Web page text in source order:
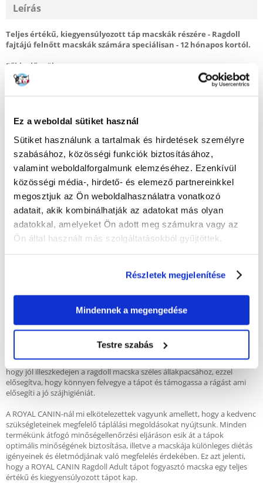
Ez a weboldal sütiket használ
Sütiket használunk a tartalmak és hirdetések személyre
szabásához, közösségi funkciók biztosításához,
valamint weboldalforgalmunk elemzéséhez. Ezenkívül
közösségi média-, hirdető- és elemező partnereinkkel
megosztjuk az Ön weboldalhasználatra vonatkozó
adatait, akik kombinálhatják az adatokat más olyan
adatokkal, amelyeket Ön adott meg számukra vagy az
Ön által használt más szolgáltatásokból gyűjtöttek.
Részletek megjelenítése
Mindennek a megengedése
Testre szabás
Leírás
Teljes értékű, kiegyensúlyozott táp macskák részére - Ragdoll
fajtájú felnőtt macskák számára speciálisan - 12 hónapos kortól.
Főbb előnyök:
Egészséges bőr és szőrzet
Egészséges szív
Amerikai tenyésztők által 1960-as években kitenyésztett fajta, ami a
A ragdoll egy feltűnően lenyűgöző macska igéző szemekkel és puha
selymes bundával.A ragdoll fajta hatalmas szeretetteljes és
társaságkedvelő természetű macska, abszolút öröm körülötte lenni.
A ragdoll macska extra puha szőrét a legjobb állapotban kell tartani,
különösen a nyaki részen ahol a leghosszabbnak és legdúsabbnak kell
lennie. ROYAL CANIN® Ragdoll Adult táp segít fenntartani a macskája
egészséges bőrét ás szőrzetét tápanyagok speciális kombinációjával
mint aminosavak, vitaminok és omega-3 és 6 zsírsavak.
ROYAL CANIN® Ragdoll Adult táp magas EPA és DHA tartalommal
rendelkezik így támogatva a csontok és ízületek egészségét. A húgyutak
egészsége szintén elsődleges célja a ROYAL CANIN Ragdoll tápnak ami a
táp különlegesen kialakított ásványianyag tartalmának köszönhetően
segít fenntartani a húgyutak egészségét.
The ROYAL CANIN Ragdoll Adult tápszemcse aprólékosan lett kialakítva,
hogy jól illeszkedejen a ragdoll macska széles állakpacsához, ezzel
elősegítva, hogy könnyen felvegye a tápot és támogassa a rágást ami
elősegíti a jó szájhigiéniát.
A ROYAL CANIN-nál mi elkötelezettek vagyunk amellett, hogy a kedvenc
szükségleteinek megfelelő táplálási megoldásokat nyújtsunk. Minden
termékünk átfogó minőségellenőrzési eljáráson esik át a tápok
optimális minőségének biztosítása, illetve a macskája különleges diétás
igényeinek és életmódjának való megfelelés érdekében. Ez azt jelenti,
hogy a ROYAL CANIN Ragdoll Adult tápot fogyasztó macska egy teljes
értékű és kiegyensúlyozott tápot kap.